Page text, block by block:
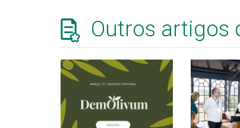
Outros artigos